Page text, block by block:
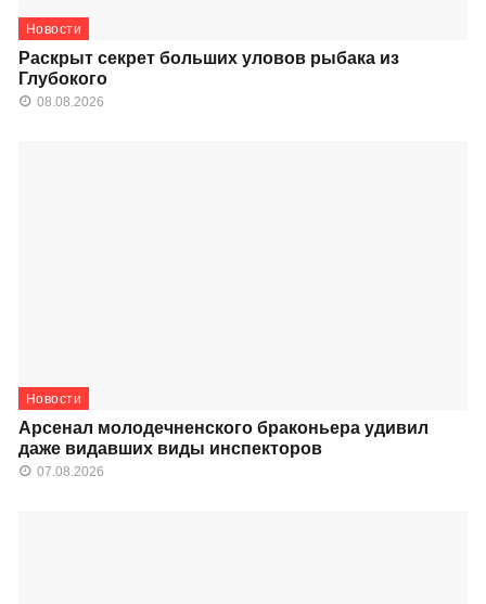
Новости
Раскрыт секрет больших уловов рыбака из
Глубокого
08.08.2026
Новости
Арсенал молодечненского браконьера удивил
даже видавших виды инспекторов
07.08.2026